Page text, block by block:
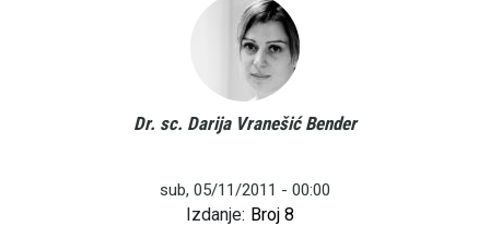
Dr. sc. Darija Vranešić Bender
sub, 05/11/2011 - 00:00
Izdanje: Broj 8